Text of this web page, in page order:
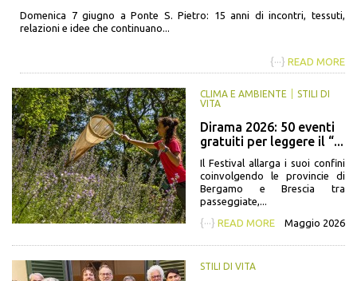
Domenica 7 giugno a Ponte S. Pietro: 15 anni di incontri, tessuti,
relazioni e idee che continuano...
{···} READ MORE
CLIMA E AMBIENTE
STILI DI
VITA
Dirama 2026: 50 eventi
gratuiti per leggere il “...
Il Festival allarga i suoi confini
coinvolgendo le provincie di
Bergamo e Brescia tra
passeggiate,...
{···} READ MORE Maggio 2026
STILI DI VITA